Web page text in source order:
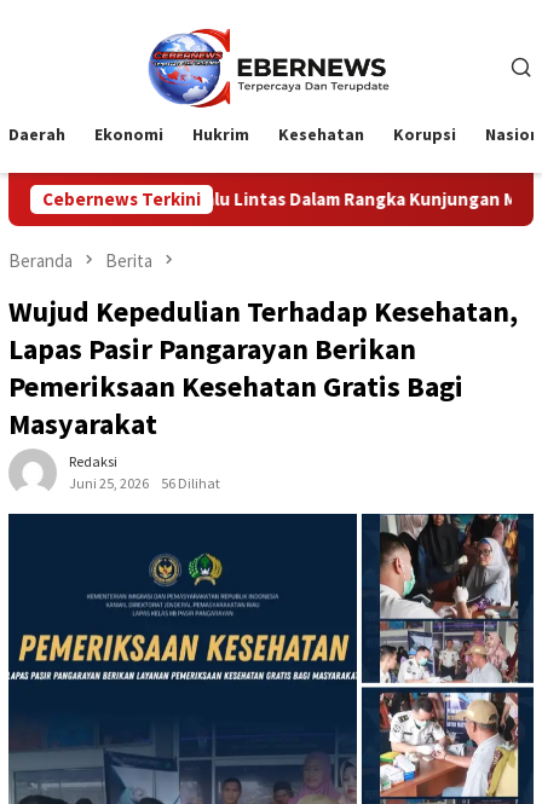
Daerah Ekonomi Hukrim Kesehatan Korupsi
Cebernews Terkini
Dalam Rangka Kunjungan Menteri Pertahanan RI
Beranda Berita
Wujud Kepedulian Terhadap Kesehatan,
Lapas Pasir Pangarayan Berikan
Pemeriksaan Kesehatan Gratis Bagi
Masyarakat
Redaksi
Juni 25, 2026
56 Dilihat